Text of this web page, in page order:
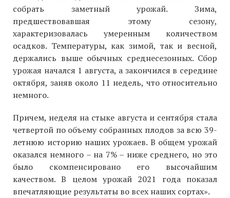
собрать заметный урожай. Зима,
предшествовавшая этому сезону,
характеризовалась умеренным количеством
осадков. Температуры, как зимой, так и весной,
держались выше обычных среднесезонных. Сбор
урожая начался 1 августа, а закончился в середине
октября, заняв около 11 недель, что относительно
немного.
Причем, неделя на стыке августа и сентября стала
четвертой по объему собранных плодов за всю 39-
летнюю историю наших урожаев. В общем урожай
оказался немного – на 7% – ниже среднего, но это
было скомпенсировано его высочайшим
качеством. В целом урожай 2021 года показал
впечатляющие результаты во всех наших сортах».